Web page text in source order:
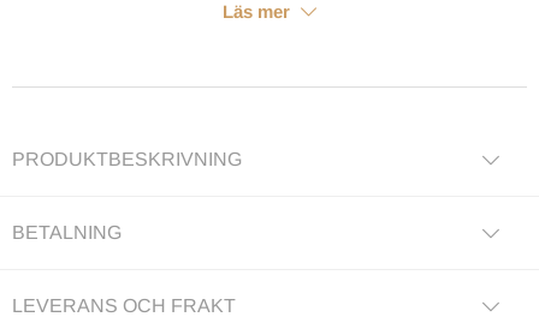
Läs mer
PRODUKTBESKRIVNING
BETALNING
LEVERANS OCH FRAKT